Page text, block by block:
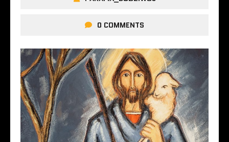
0 COMMENTS